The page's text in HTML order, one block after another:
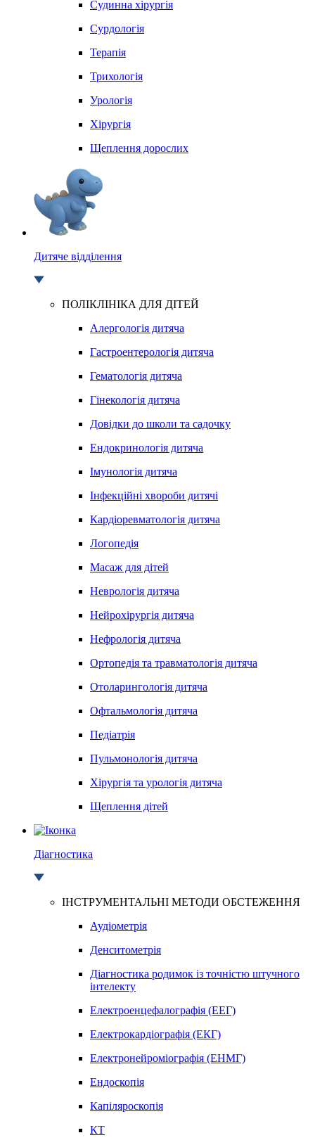
Судинна хірургія
Сурдологія
Терапія
Трихологія
Урологія
Хірургія
Щеплення дорослих
Дитяче відділення
ПОЛІКЛІНІКА ДЛЯ ДІТЕЙ
Алергологія дитяча
Гастроентерологія дитяча
Гематологія дитяча
Гінекологія дитяча
Довідки до школи та садочку
Ендокринологія дитяча
Імунологія дитяча
Інфекційні хвороби дитячі
Кардіоревматологія дитяча
Логопедія
Масаж для дітей
Неврологія дитяча
Нейрохірургія дитяча
Нефрологія дитяча
Ортопедія та травматологія дитяча
Отоларингологія дитяча
Офтальмологія дитяча
Педіатрія
Пульмонологія дитяча
Хірургія та урологія дитяча
Щеплення дітей
Діагностика
ІНСТРУМЕНТАЛЬНІ МЕТОДИ ОБСТЕЖЕННЯ
Аудіометрія
Денситометрія
Діагностика родимок із точністю штучного
інтелекту
Електроенцефалографія (ЕЕГ)
Електрокардіографія (ЕКГ)
Електронейроміографія (ЕНМГ)
Ендоскопія
Капіляроскопія
КТ